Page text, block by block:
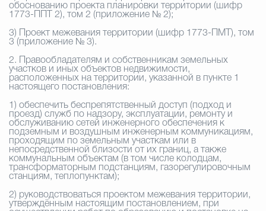
обоснованию проекта планировки территории (шифр
1773-ППТ 2), том 2 (приложение № 2);
3) Проект межевания территории (шифр 1773-ПМТ), том
3 (приложение № 3).
2. Правообладателям и собственникам земельных
участков и иных объектов недвижимости,
расположенных на территории, указанной в пункте 1
настоящего постановления:
1) обеспечить беспрепятственный доступ (подход и
проезд) служб по надзору, эксплуатации, ремонту и
обслуживанию сетей инженерного обеспечения к
подземным и воздушным инженерным коммуникациям,
проходящим по земельным участкам или в
непосредственной близости от их границ, а также
коммунальным объектам (в том числе колодцам,
трансформаторным подстанциям, газорегулировочным
станциям, теплопунктам);
2) руководствоваться проектом межевания территории,
утверждённым настоящим постановлением, при